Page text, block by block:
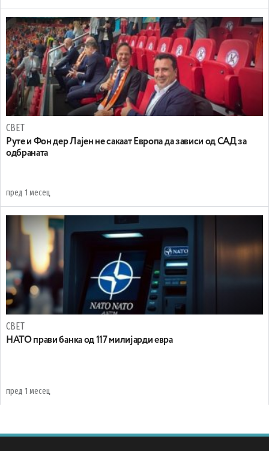
СВЕТ
Руте и Фон дер Лајен не сакаат Европа да зависи од САД за
одбраната
пред 1 месец
СВЕТ
НАТО прави банка од 117 милијарди евра
пред 1 месец